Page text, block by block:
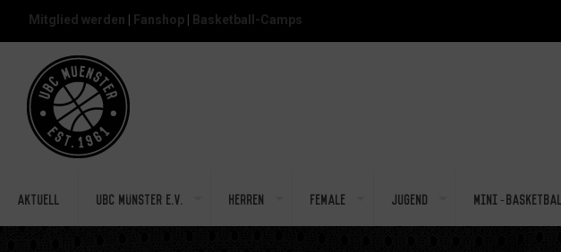
Mitglied werden Fanshop Basketball-Camps
Aktuell UBC Münster e.V. Herren Female Jugend Mini-